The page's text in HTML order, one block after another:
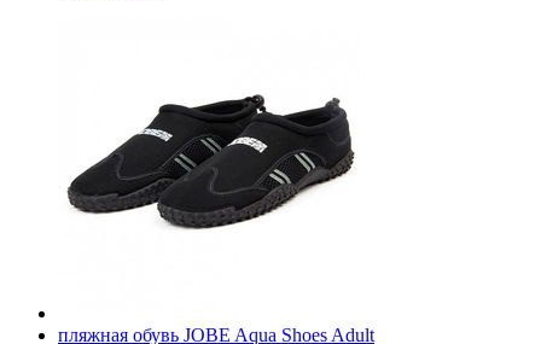
пляжная обувь JOBE Aqua Shoes Adult